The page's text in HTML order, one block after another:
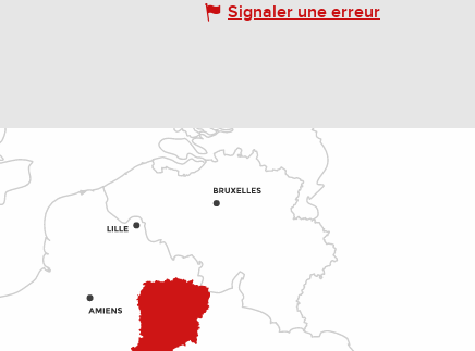
Signaler une erreur